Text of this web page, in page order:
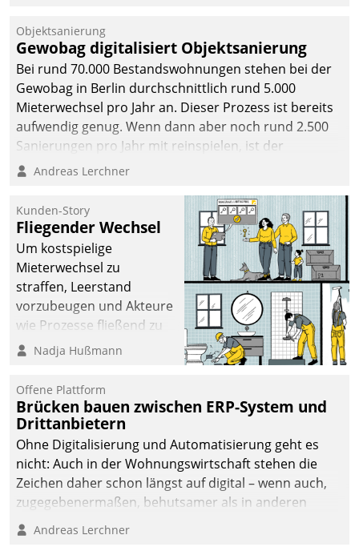
Unternehmen.
Objektsanierung
Gewobag digitalisiert Objektsanierung
Bei rund 70.000 Bestandswohnungen stehen bei der
Gewobag in Berlin durchschnittlich rund 5.000
Mieterwechsel pro Jahr an. Dieser Prozess ist bereits
aufwendig genug. Wenn dann aber noch rund 2.500
Sanierungen pro Jahr mit reinspielen, ist der
Betreuungs- und Organisationsaufwand immens. Im
kommunale Wohnungsbauunternehmen daher
gemeinsam mit der Berliner Datatrain GmbH den
Teilprozess der Objektsanierung digitalisiert.
Andreas Lerchner
Kunden-Story
Fliegender Wechsel
Um kostspielige
Mieterwechsel zu
straffen, Leerstand
vorzubeugen und Akteure
wie Prozesse fließend zu
vernetzen, nutzt die
Jahresbeginn eine
Überblick, Einsicht und
Eingriff bietende Lösung.
Zur Entwicklung setzte
man auf
Cloudtechnologie,
bewährte und Startup-
agile Projektmethoden.
Nadja Hußmann
Offene Plattform
Brücken bauen zwischen ERP-System und
Drittanbietern
Ohne Digitalisierung und Automatisierung geht es
nicht: Auch in der Wohnungswirtschaft stehen die
Zeichen daher schon längst auf digital – wenn auch,
zugegebenermaßen, behutsamer als in anderen
Branchen.
Andreas Lerchner